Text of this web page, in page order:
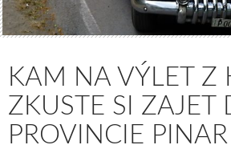
KAM NA VÝLET Z
ZKUSTE SI ZAJET
PROVINCIE